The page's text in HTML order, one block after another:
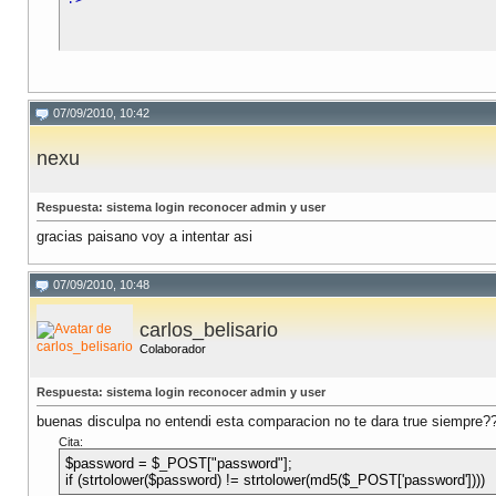
07/09/2010, 10:42
nexu
Respuesta: sistema login reconocer admin y user
gracias paisano voy a intentar asi
07/09/2010, 10:48
carlos_belisario
Colaborador
Respuesta: sistema login reconocer admin y user
buenas disculpa no entendi esta comparacion no te dara true
Cita:
$password = $_POST["password"];
if (strtolower($password) != strtolower(md5($_POST['password'])))